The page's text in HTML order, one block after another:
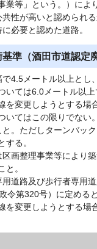
業等」という。）によ
性が高いと認められる
必要と認めた道路。
準（酒田市道認定
4.5メートル以上とし
いては6.0メートル以上
を変更しようとする場
いてはこの限りでない。
。ただしターンバッ
する。
画整理事業等により
と。
道路及び歩行者専用
令第320号）に定める
を変更しようとする場